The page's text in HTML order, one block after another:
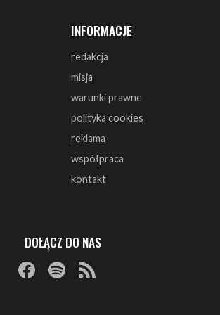
warunki prawne
polityka cookies
reklama
współpraca
kontakt
DOŁĄCZ DO NAS
ArtRock.pl - Wszelkie prawa zastrzeżone.